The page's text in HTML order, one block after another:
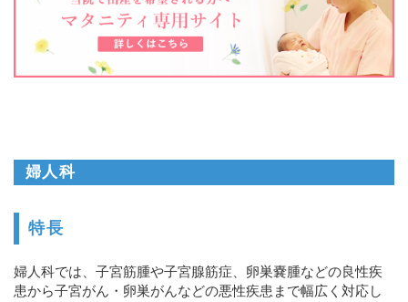
婦人科
特長
婦人科では、子宮筋腫や子宮腺筋症、卵巣嚢腫などの良性疾
患から子宮がん・卵巣がんなどの悪性疾患まで幅広く対応し